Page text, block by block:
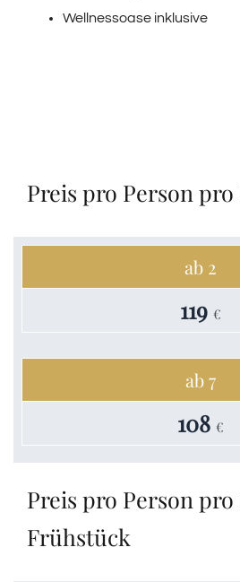
Wellnessoase inklusive
Preis pro Person
ab 2
119 €
ab 7
108 €
Preis pro Person
Frühstück